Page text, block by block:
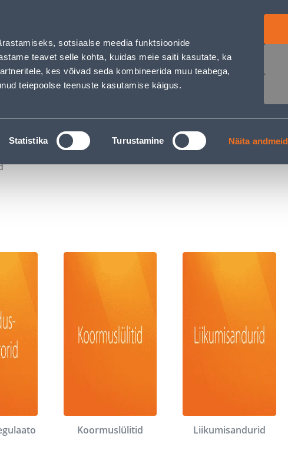
sotsiaalse meedia funktsioonide
teavet selle kohta, kuidas meie saiti kasutate, ka
kes võivad seda kombineerida muu teabega,
teiepoolse teenuste kasutamise käigus.
Statistika Turustamine Näita andmeid
Karjäärileht
OTSI Logi sisse
TÖÖRIISTALAENUTUS JÄRELMAKS
Koormuslülitid Liikumisandurid